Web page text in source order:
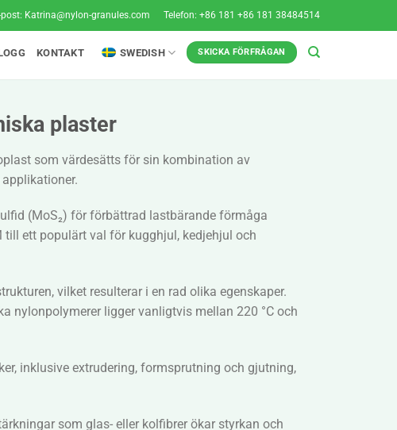
post: Katrina@nylon-granules.com Telefon: +86 181 +86 181 38484514
KONTAKT SWEDISH SKICKA FÖRFRÅGAN
plaster
som värdesätts för sin kombination av
(MoS₂) för förbättrad lastbärande förmåga
ett populärt val för kugghjul, kedjehjul och
vilket resulterar i en rad olika egenskaper.
nylonpolymerer ligger vanligtvis mellan 220 °C och
inklusive extrudering, formsprutning och gjutning,
som glas- eller kolfibrer ökar styrkan och